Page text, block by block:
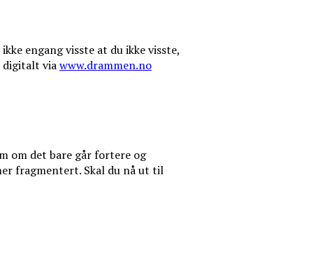
engang visste at du ikke visste,
digitalt viawww.drammen.no
om det bare går fortere og
fragmentert. Skal du nå ut til